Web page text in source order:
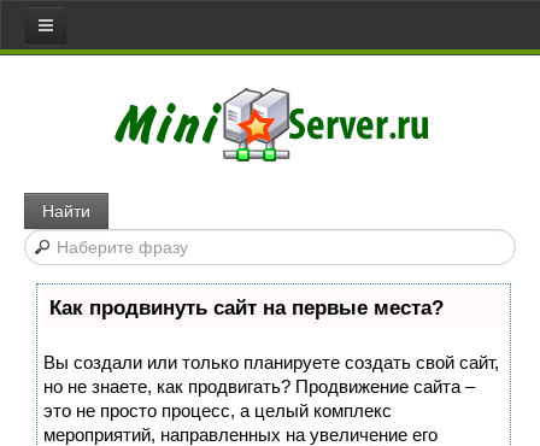
Найти
Как продвинуть сайт на первые места?
Вы создали или только планируете создать свой сайт,
но не знаете, как продвигать? Продвижение сайта –
это не просто процесс, а целый комплекс
мероприятий, направленных на увеличение его
Web server
Игровой сервер
Медиа сервер
Файловый сервер
Сервер доступа
Коммуникативный сервер
Примеры серверов